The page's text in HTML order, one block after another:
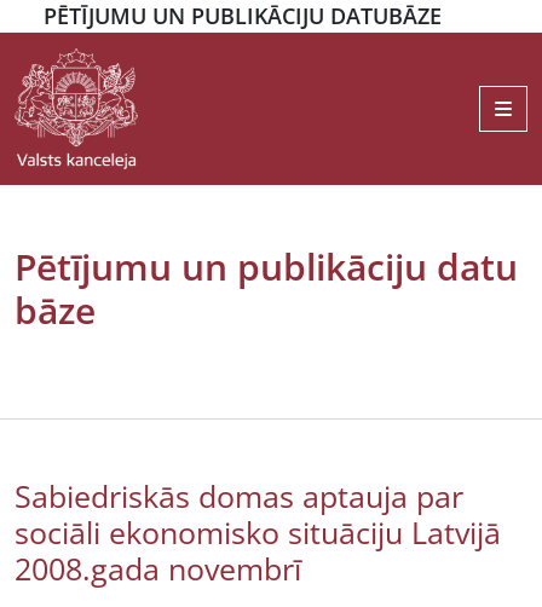
PĒTĪJUMU UN PUBLIKĀCIJU DATUBĀZE
Pētījumu un publikāciju datu
bāze
Sabiedriskās domas aptauja par
sociāli ekonomisko situāciju Latvijā
2008.gada novembrī